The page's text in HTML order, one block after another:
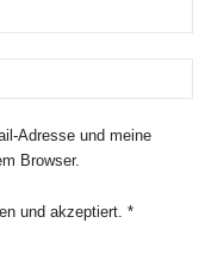
Adresse und meine
Browser.
und akzeptiert. *